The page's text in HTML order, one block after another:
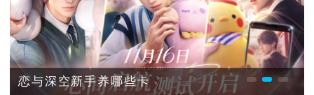
恋与深空新手养哪些卡